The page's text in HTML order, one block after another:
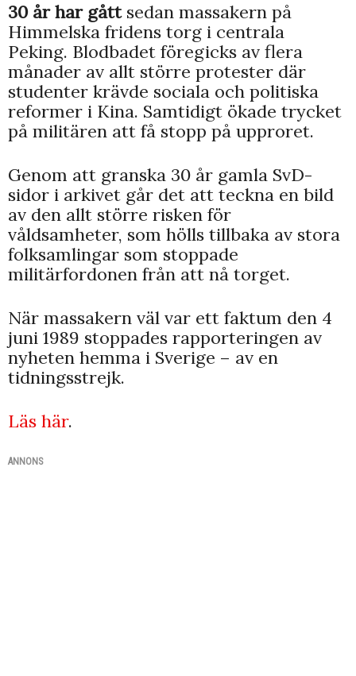
30 år har gåttsedan massakern på
Himmelska fridens torg i centrala
Peking. Blodbadet föregicks av flera
månader av allt större protester där
studenter krävde sociala och politiska
reformer i Kina. Samtidigt ökade trycket
på militären att få stopp på upproret.
Genom att granska 30 år gamla SvD-
sidor i arkivet går det att teckna en bild
av den allt större risken för
våldsamheter, som hölls tillbaka av stora
folksamlingar som stoppade
militärfordonen från att nå torget.
När massakern väl var ett faktum den 4
juni 1989 stoppades rapporteringen av
nyheten hemma i Sverige – av en
tidningsstrejk.
Läs här.
ANNONS